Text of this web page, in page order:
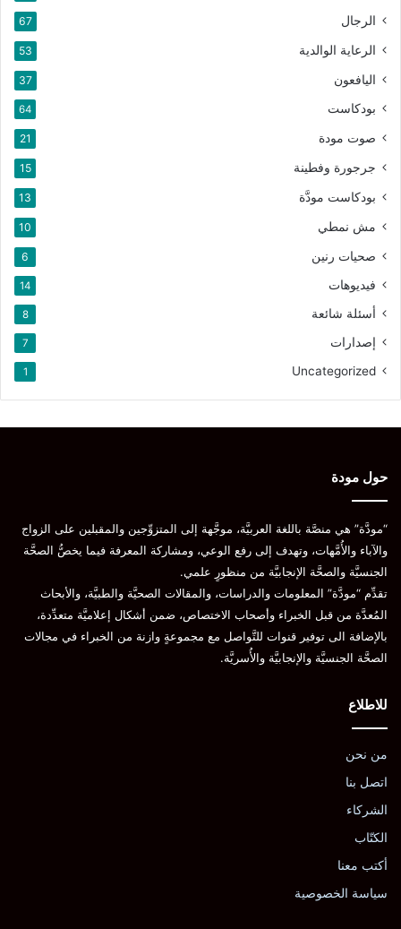
الرجال 67
الرعاية الوالدية 53
اليافعون 37
بودكاست 64
صوت مودة 21
جرجورة وفطينة 15
بودكاست مودَّة 13
مش نمطي 10
صحيات رنين 6
فيديوهات 14
أسئلة شائعة 8
إصدارات 7
Uncategorized
1
حول مودة
“مودَّة” هي منصَّة باللغة العربيَّة، موجَّهة إلى المتزوِّجين والمقبلين على الزواج
والآباء والأُمَّهات، وتهدف إلى رفع الوعي، ومشاركة المعرفة فيما يخصُّ الصحَّة
الجنسيَّة والصحَّة الإنجابيَّة من منظورٍ علمي.
تقدِّم “مودَّة” المعلومات والدراسات، والمقالات الصحيَّة والطبيَّة، والأبحاث
المُعدَّة من قبل الخبراء وأصحاب الاختصاص، ضمن أشكال إعلاميَّة متعدِّدة،
بالإضافة الى توفير قنوات للتَّواصل مع مجموعةٍ وازنة من الخبراء في مجالات
الصحَّة الجنسيَّة والإنجابيَّة والأُسريَّة.
للاطلاع
من نحن
اتصل بنا
الشركاء
الكتّاب
أكتب معنا
سياسة الخصوصية